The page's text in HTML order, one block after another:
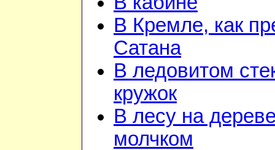
В Кремле, как
Сатана
В ледовитом
кружок
В лесу на
молчком